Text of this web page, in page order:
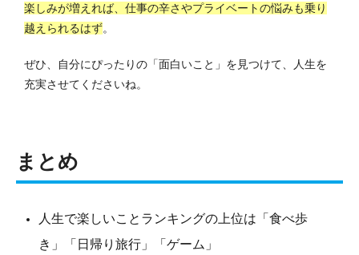
楽しみが増えれば、仕事の辛さやプライベートの悩みも乗り
越えられるはず。
ぜひ、自分にぴったりの「面白いこと」を見つけて、人生を
充実させてくださいね。
まとめ
人生で楽しいことランキングの上位は「食べ歩
き」「日帰り旅行」「ゲーム」